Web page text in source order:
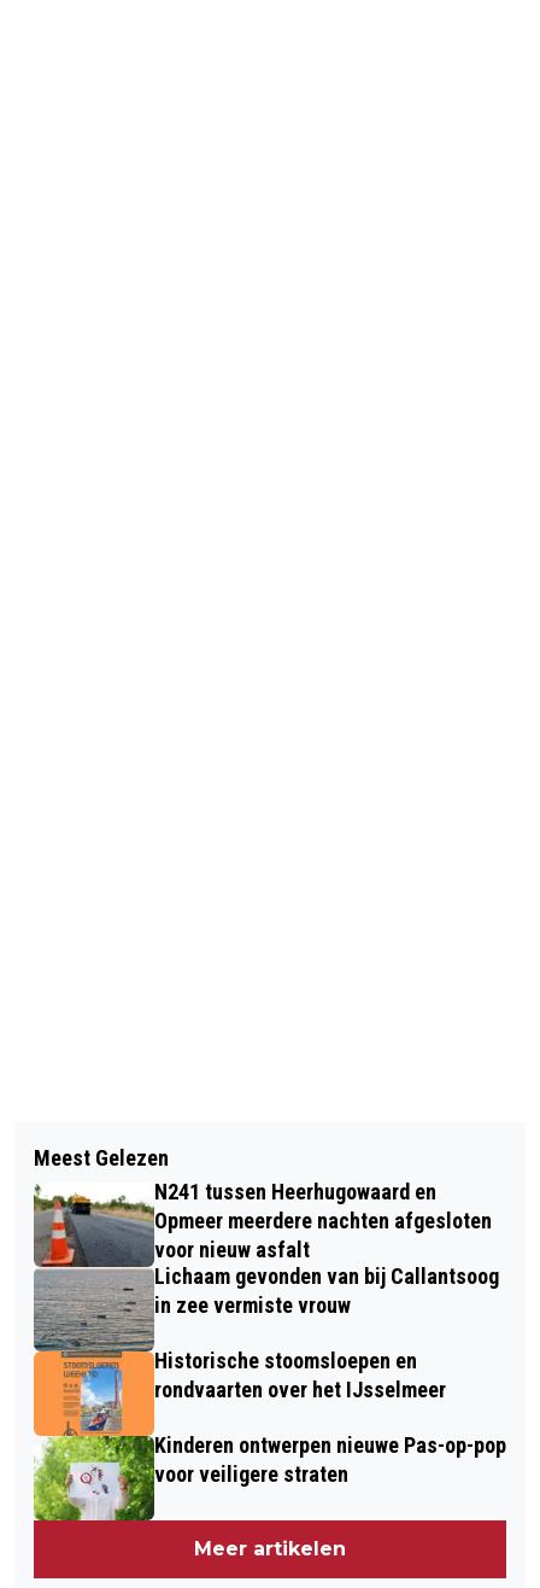
AUTOMOBILISTE GEWOND OP
KOGENDIJK IN ALKMAAR
KNMI WAARSCHUWT MET CODE
ORANJE VOOR ONWEER, HAGEL EN
WINDSTOTEN
Meest Gelezen
N241 tussen Heerhugowaard en
Opmeer meerdere nachten afgesloten
voor nieuw asfalt
Lichaam gevonden van bij Callantsoog
in zee vermiste vrouw
Historische stoomsloepen en
rondvaarten over het IJsselmeer
Kinderen ontwerpen nieuwe Pas-op-pop
voor veiligere straten
Meer artikelen